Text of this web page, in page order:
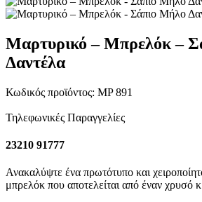
Μαρτυρικό – Μπρελόκ –
Δαντέλα
Κωδικός προϊόντος: MP 891
Τηλεφωνικές Παραγγελίες
23210 91777
Ανακαλύψτε ένα πρωτότυπο και
μπρελόκ που αποτελείται από έναν χρυσό